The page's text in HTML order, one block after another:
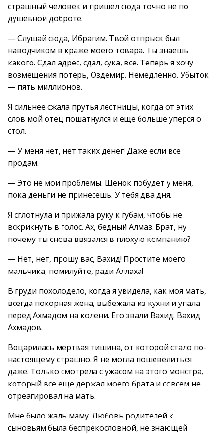
страшный человек и пришел сюда точно не по
душевной доброте.
— Слушай сюда, Ибрагим. Твой отпрыск был
наводчиком в краже моего товара. Ты знаешь
какого. Сдал адрес, сдал, сука, все. Теперь я хочу
возмещения потерь, Оздемир. Немедленно. Убыток
— пять миллионов.
Я сильнее сжала прутья лестницы, когда от этих
слов мой отец пошатнулся и еще больше уперся о
стол.
— У меня нет, нет таких денег! Даже если все
продам.
— Это не мои проблемы. Щенок побудет у меня,
пока деньги не принесешь. У тебя два дня.
Я сглотнула и прижала руку к губам, чтобы не
вскрикнуть в голос. Ах, бедный Алмаз. Брат, ну
почему ты снова ввязался в плохую компанию?
— Нет, нет, прошу вас, Вахид! Простите моего
мальчика, помилуйте, ради Аллаха!
В груди похолодело, когда я увидела, как моя мать,
всегда покорная жена, выбежала из кухни и упала
перед Ахмадом на колени. Его звали Вахид. Вахид
Ахмадов.
Воцарилась мертвая тишина, от которой стало по-
настоящему страшно. Я не могла пошевелиться
даже. Только смотрела с ужасом на этого монстра,
который все еще держал моего брата и совсем не
отреагировал на мать.
Мне было жаль маму. Любовь родителей к
сыновьям была беспрекословной, не знающей